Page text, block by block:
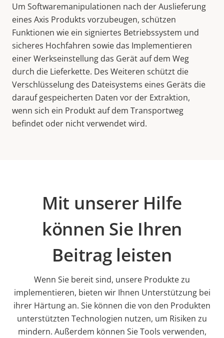
Um Softwaremanipulationen nach der Auslieferung
eines Axis Produkts vorzubeugen, schützen
Funktionen wie ein signiertes Betriebssystem und
sicheres Hochfahren sowie das Implementieren
einer Werkseinstellung das Gerät auf dem Weg
durch die Lieferkette. Des Weiteren schützt die
Verschlüsselung des Dateisystems eines Geräts die
darauf gespeicherten Daten vor der Extraktion,
wenn sich ein Produkt auf dem Transportweg
befindet oder nicht verwendet wird.
Mit unserer Hilfe
können Sie Ihren
Beitrag leisten
Wenn Sie bereit sind, unsere Produkte zu
implementieren, bieten wir Ihnen Unterstützung bei
ihrer Härtung an. Sie können die von den Produkten
unterstützten Technologien nutzen, um Risiken zu
mindern. Außerdem können Sie Tools verwenden,